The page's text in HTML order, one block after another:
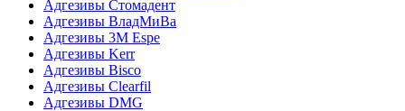
Адгезивы Стомадент
Адгезивы ВладМиВа
Адгезивы 3M Espe
Адгезивы Kerr
Адгезивы Bisco
Адгезивы Clearfil
Адгезивы DMG